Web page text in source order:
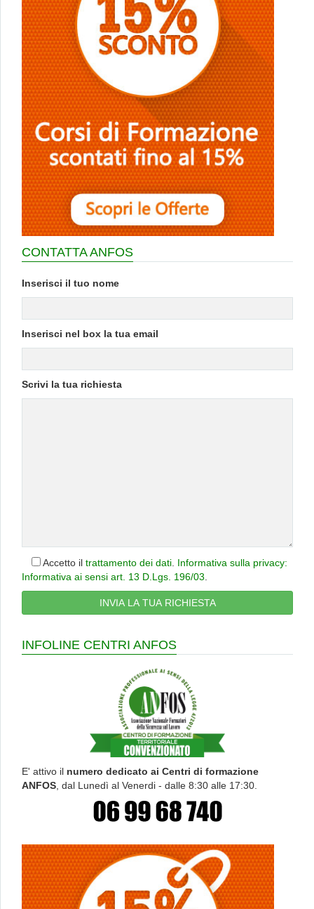
CONTATTA ANFOS
Inserisci il tuo nome
Inserisci nel box la tua email
Scrivi la tua richiesta
Accetto il trattamento dei dati Informativa sulla privacy:
Informativa ai sensi art. 13 D.Lgs. 196/03
INFOLINE CENTRI ANFOS
E' attivo il numero dedicato ai Centri di formazione
ANFOS , dal Lunedì al Venerdi - dalle 8:30 alle 17:30.